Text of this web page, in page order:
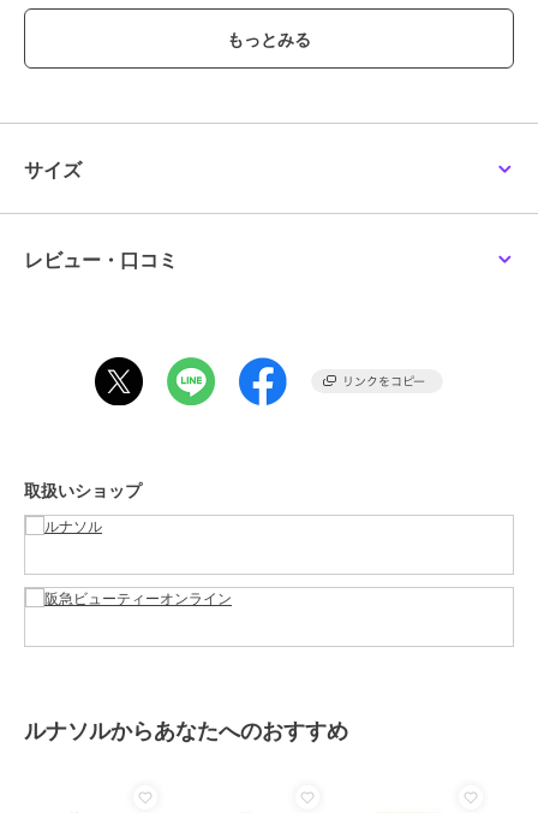
を抑えたブラウンがやわらかく落ち着いた印象のニュートラルブラウ
［使用方法］ホルダーの中央あたりを持ち繊細なタッチで、眉毛の足
この商品は、不良品のみ返品を承ります
ショップ
性別タイプ
レディース
商品のお取り扱い方法
原産国 -
サイズ
レビュー・口コミ
取扱いショップ
ルナソルからあなたへのおすすめ